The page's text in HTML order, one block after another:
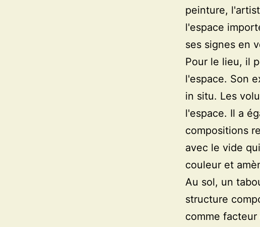
peinture,
l'espace
ses signes en
Pour le lieu, il
l'espace. Son
in situ. Les
l'espace. Il a
compositions
avec le vide
couleur et
Au sol, un
structure
comme